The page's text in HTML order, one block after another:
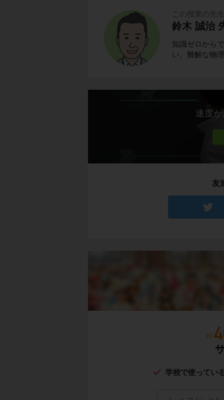
この授業の先生
鈴木 誠治
知識ゼロから
い、難解な物
速度
友
学校で使ってい